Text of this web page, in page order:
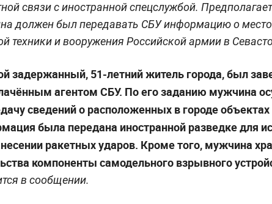
связи с иностранной спецслужбой.
должен был передавать СБУ информацию о
техники и вооружения Российской армии в
задержанный, 51-летний житель города, был
агентом СБУ. По его заданию мужчина
сведений о расположенных в городе
была передана иностранной разведке для
ракетных ударов. Кроме того, мужчина
компоненты самодельного взрывного
в сообщении.